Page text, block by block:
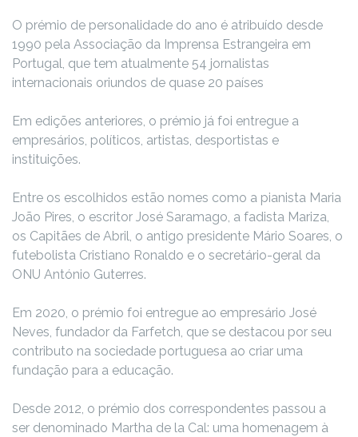
O prémio de personalidade do ano é atribuído desde
1990 pela Associação da Imprensa Estrangeira em
Portugal, que tem atualmente 54 jornalistas
internacionais oriundos de quase 20 países
Em edições anteriores, o prémio já foi entregue a
empresários, políticos, artistas, desportistas e
instituições.
Entre os escolhidos estão nomes como a pianista Maria
João Pires, o escritor José Saramago, a fadista Mariza,
os Capitães de Abril, o antigo presidente Mário Soares, o
futebolista Cristiano Ronaldo e o secretário-geral da
ONU António Guterres.
Em 2020, o prémio foi entregue ao empresário José
Neves, fundador da Farfetch, que se destacou por seu
contributo na sociedade portuguesa ao criar uma
fundação para a educação.
Desde 2012, o prémio dos correspondentes passou a
ser denominado Martha de la Cal: uma homenagem à